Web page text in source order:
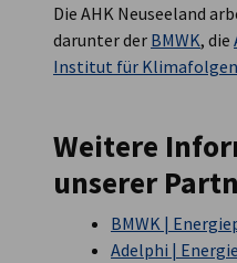
Die AHK Neuseeland
darunter der BMWK, die
Institut für
Weitere
unserer
BMWK |
Adelphi |